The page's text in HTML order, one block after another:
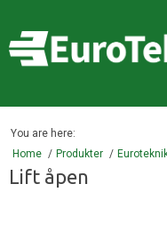
You are here:
Home
Produkter
Lift åpen